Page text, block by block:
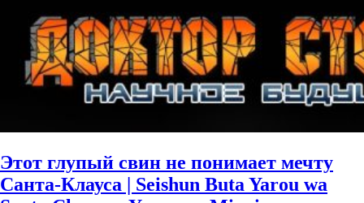
Этот глупый свин не понимает мечту
Санта-Клауса | Seishun Buta Yarou wa